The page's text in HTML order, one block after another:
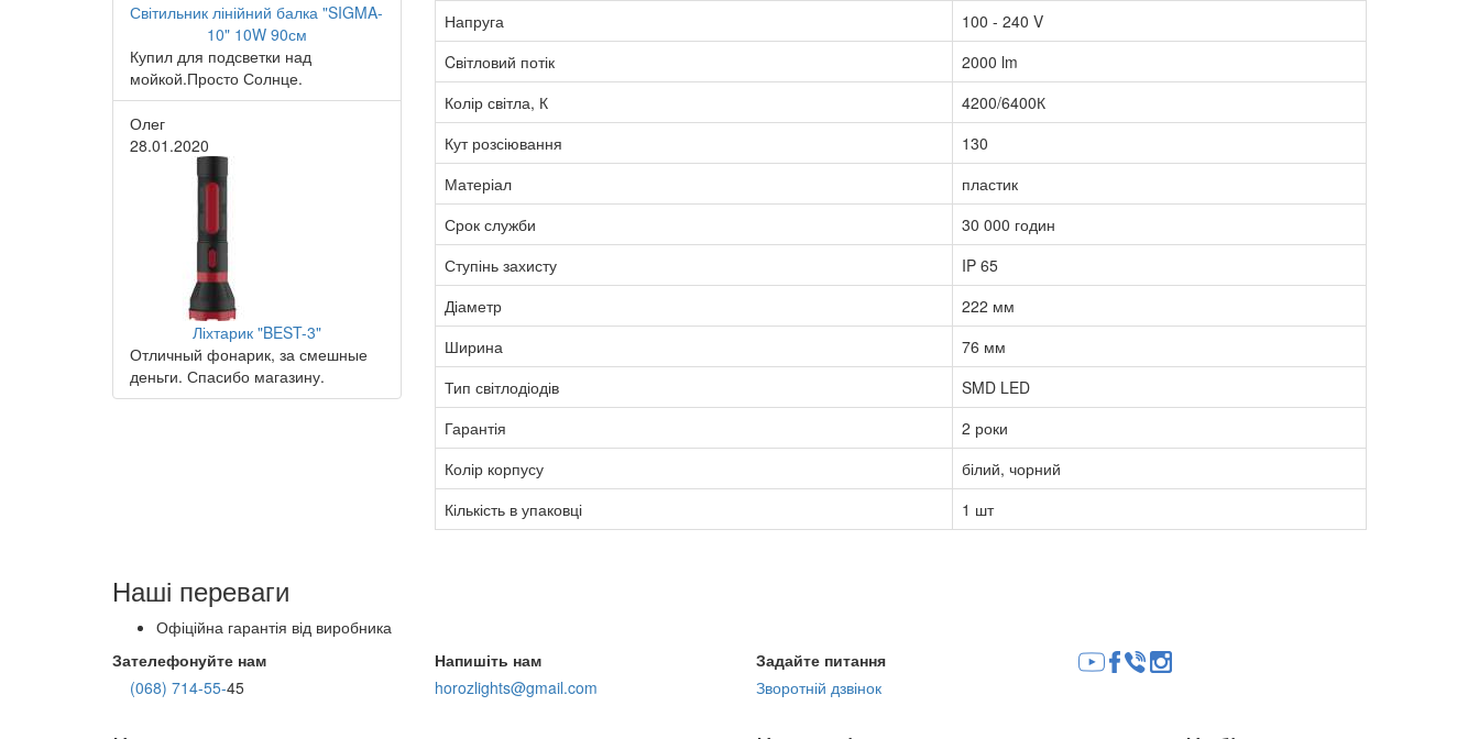
Світильник лінійний балка "SIGMA-
10" 10W 90см
Купил для подсветки над
мойкой.Просто Солнце.
Олег
28.01.2020
Ліхтарик "BEST-3"
Отличный фонарик, за смешные
деньги. Спасибо магазину.
Напруга
100 - 240 V
Cвітловий потік
2000 lm
Колір світла, К
4200/6400К
Кут розсіювання
130
Матеріал
пластик
Срок служби
30 000 годин
Ступінь захисту
IP 65
Діаметр
222 мм
Ширина
76 мм
Тип світлодіодів
SMD LED
Гарантія
2 роки
Колір корпусу
білий, чорний
Кількість в упаковці
1 шт
Наші переваги
Офіційна гарантія від виробника
Зателефонуйте нам
(068) 714-55-45
Напишіть нам
horozlights@gmail.com
Задайте питання
Зворотній дзвінок